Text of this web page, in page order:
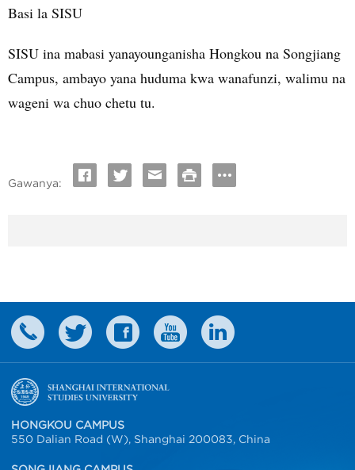
Basi la SISU
SISU ina mabasi yanayounganisha Hongkou na Songjiang
Campus, ambayo yana huduma kwa wanafunzi, walimu na
wageni wa chuo chetu tu.
Gawanya:
HONGKOU CAMPUS
550 Dalian Road (W), Shanghai 200083, China